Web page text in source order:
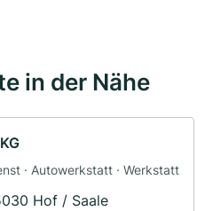
in der Nähe
· Autowerkstatt · Werkstatt
Hof / Saale